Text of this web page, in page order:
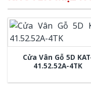
Cửa Vân Gỗ 5D
41.52.52A-4TK